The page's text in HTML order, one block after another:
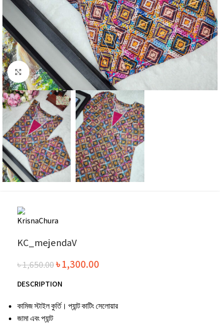
Click to enlarge
KC_mejendaV
৳1,650.00৳1,300.00
DESCRIPTION
কামিজ স্টাইল কুর্তি। প্যান্ট কাটিং সেলোয়ার
জামা এবং প্যান্ট